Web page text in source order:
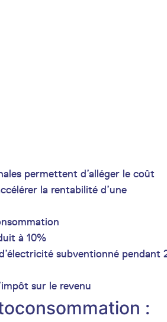
permettent d’alléger le coût
la rentabilité d’une
à 10%
subventionné pendant
sur le revenu
: